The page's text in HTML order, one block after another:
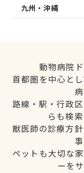
九州・沖縄
動物病院
首都圏を中心と
路線・駅・行政
らも検
獣医師の診療方
ペットも大切な
ーを